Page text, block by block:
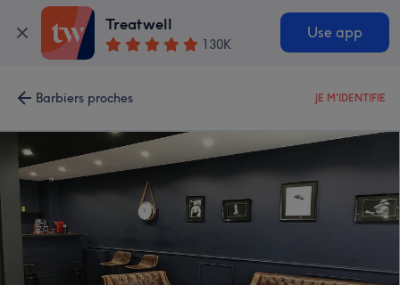
Treatwell
130K
Use app
Barbiers proches JE M'IDENTIFIE